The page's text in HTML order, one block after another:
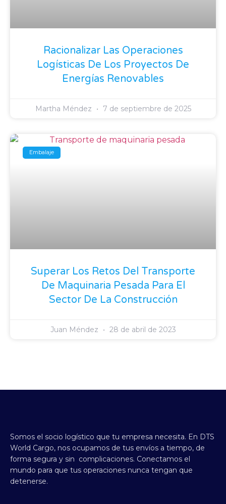
Racionalizar Las Operaciones
Logísticas De Los Proyectos De
Energías Renovables
Martha Méndez 7 de septiembre de 2025
Embalaje
Superar Los Retos Del Transporte
De Maquinaria Pesada Para El
Sector De La Construcción
Juan Méndez 28 de abril de 2023
Somos el socio logístico que tu empresa necesita. En DTS
World Cargo, nos ocupamos de tus envíos a tiempo, de
forma segura y sin complicaciones. Conectamos el
mundo para que tus operaciones nunca tengan que
detenerse.